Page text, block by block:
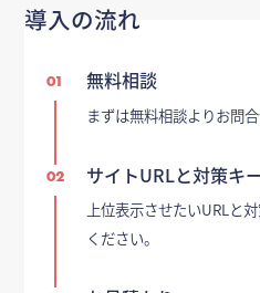
導入の流れ
01 無料相談
まずは無料相談よりお問合
02 サイトURLと対策キ
上位表示させたいURLと
ください。